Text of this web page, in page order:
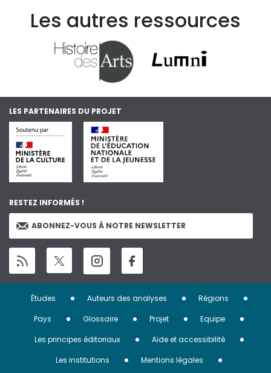
Les autres ressources
LES PARTENAIRES DU PROJET
RESTEZ INFORMÉS !
ABONNEZ-VOUS À NOTRE NEWSLETTER
Menu
Pied
Études Auteurs des analyses
Régions
Pays
Glossaire Projet
Equipe
Les principes éditoriaux
Aide et accessibilité
Les institutions
Mentions légales